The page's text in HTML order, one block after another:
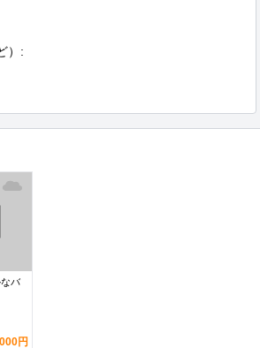
）:
バ
円